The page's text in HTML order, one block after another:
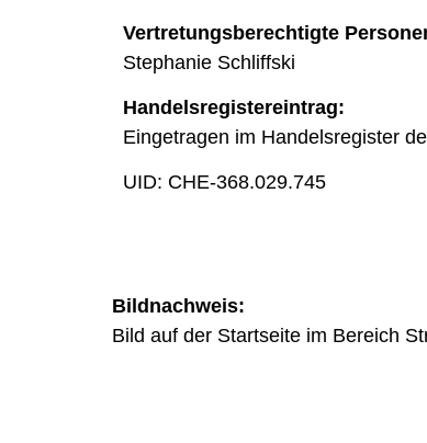
Ver­tre­tungs­be­rech­tigte
Ste­pha­nie Schliff­ski
Han­dels­re­gi­ster­ein­trag:
Ein­ge­tra­gen im Han­dels­re­gi­ster
UID: CHE-368.029.745
Bild­nach­weis:
Bild auf der Start­seite im Bereich